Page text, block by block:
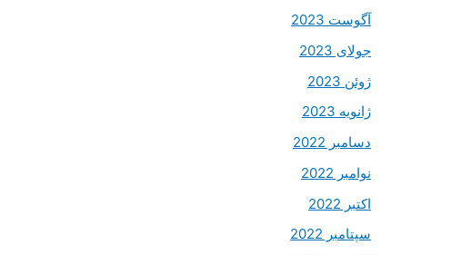
آگوست 2023
جولای 2023
ژوئن 2023
ژانویه 2023
دسامبر 2022
نوامبر 2022
اکتبر 2022
سپتامبر 2022